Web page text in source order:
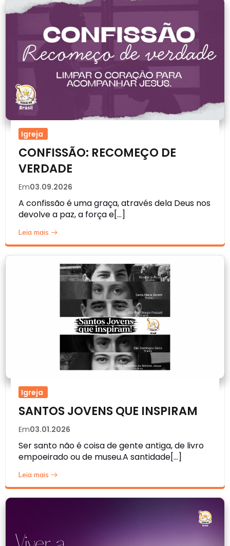
Igreja
CONFISSÃO: RECOMEÇO DE
VERDADE
Em03.09.2026
A confissão é uma graça, através dela Deus nos
devolve a paz, a força e[…]
Leia mais
Igreja
SANTOS JOVENS QUE INSPIRAM
Em03.01.2026
Ser santo não é coisa de gente antiga, de livro
empoeirado ou de museu.A santidade[…]
Leia mais